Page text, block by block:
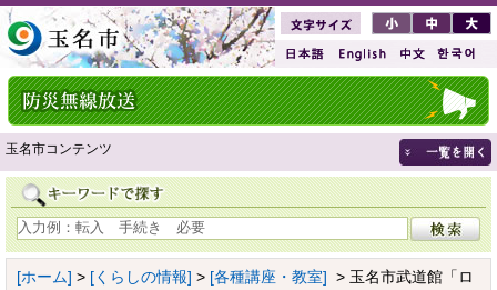
玉名市コンテンツ
[ホーム] > [くらしの情報] > [各種講座・教室] > 玉名市武道館「ロ